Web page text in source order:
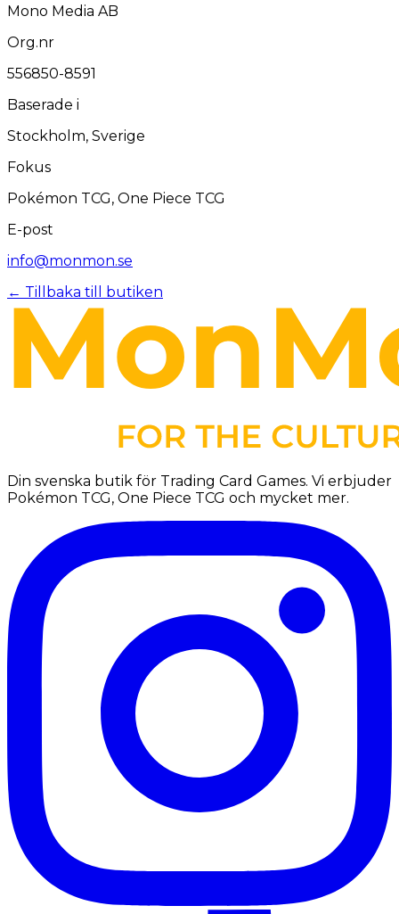
Mono Media AB
Org.nr
556850-8591
Baserade i
Stockholm, Sverige
Fokus
Pokémon TCG, One Piece TCG
E-post
info@monmon.se
← Tillbaka till butiken
Din svenska butik för Trading Card Games. Vi erbjuder
Pokémon TCG, One Piece TCG och mycket mer.